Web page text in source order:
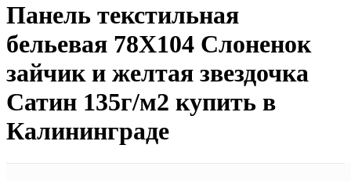
Панель текстильная
бельевая 78X104 Слоненок
зайчик и желтая звездочка
Сатин 135г/м2 купить в
Калининграде